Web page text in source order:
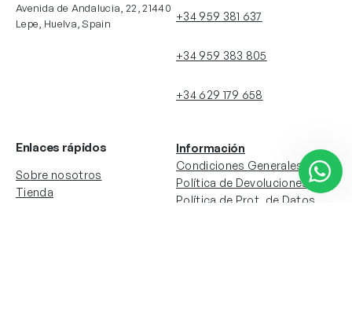
Avenida de Andalucia, 22, 21440
Lepe, Huelva, Spain
+34 959 381 637
+34 959 383 805
+34 629 179 658
Enlaces rápidos
Sobre nosotros
Tienda
Información
Condiciones Generales
Política de Devoluciones
Política de Prot. de Datos